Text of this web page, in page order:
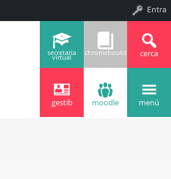
secretaria
virtual
chromebooks cerca
gestib moodle menú
Entra